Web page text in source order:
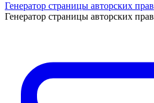
Генератор страницы авторских прав
Генератор страницы авторских прав